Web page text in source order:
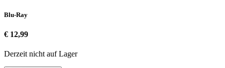
Blu-Ray
€ 12,99
Derzeit nicht auf Lager